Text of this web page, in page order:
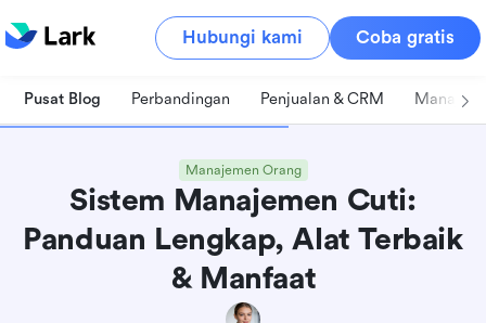
Hubungi kami Coba gratis
Pusat Blog Perbandingan Penjualan & CRM
Manajemen Orang
Sistem Manajemen Cuti:
Panduan Lengkap, Alat Terbaik
& Manfaat